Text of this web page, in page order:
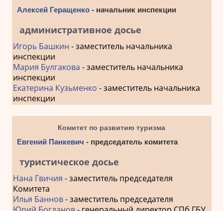
Алексей Геращенко- начальник инспекции
административное досье
Игорь Башкин - заместитель начальника
инспекции
Мария Булгакова - заместитель начальника
инспекции
Екатерина Кузьменко - заместитель начальника
инспекции
Комитет по развитию туризма
Евгений Панкевич - председатель комитета
туристическое досье
Нана Гвичия - заместитель председателя
Комитета
Илья Баннов- заместитель председателя